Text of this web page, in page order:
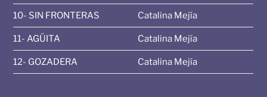
10- SIN FRONTERAS Catalina Mejía
11- AGÜITA Catalina Mejía
12- GOZADERA Catalina Mejía